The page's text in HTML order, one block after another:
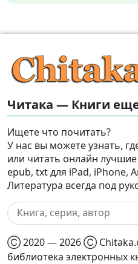
Читака — Книги
Ищете что почитать?
У нас вы можете узнать,
или читать онлайн
epub, txt для iPad, iPhone,
Литература всегда под
Ⓒ 2020 — 2026 Ⓒ
библиотека электронных